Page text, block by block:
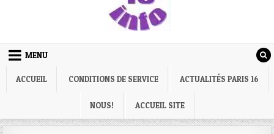
MENU
ACCUEIL CONDITIONS DE SERVICE ACTUALITÉS PARIS 16
NOUS! ACCUEIL SITE